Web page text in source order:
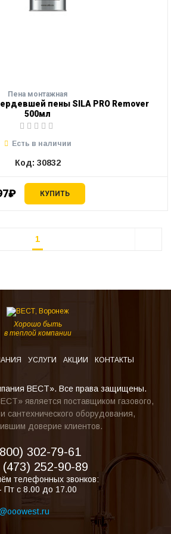
Пена монтажная
пены SILA PRO Remover
500мл
КУПИТЬ
Есть в наличии
Код: 30832
1
Хорошо быть
в теплой компании
УСЛУГИ АКЦИИ КОНТАКТЫ
ВЕСТ». Все права защищены.
является поставщиком газового,
сантехнического оборудования,
доверие клиентов.
302-79-61
(473) 252-90-89
телефонных звонков:
Пт с 8.00 до 17.00